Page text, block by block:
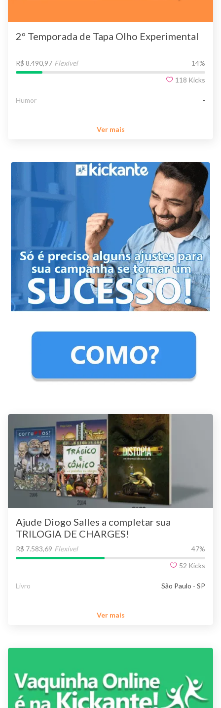
2º Temporada de Tapa Olho Experimental
R$ 8.490,97 Flexível 14%
118 Kicks
Humor -
Ver mais
Ajude Diogo Salles a completar sua
TRILOGIA DE CHARGES!
R$ 7.583,69 Flexível 47%
52 Kicks
Livro São Paulo - SP
Ver mais